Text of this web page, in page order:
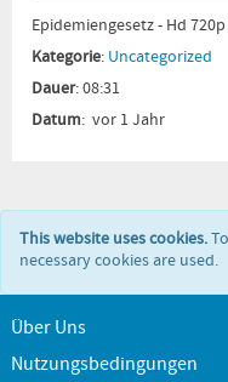
Epidemiengesetz - Hd
Kategorie: Uncategorized
Dauer: 08:31
Datum: vor 1 Jahr
This website uses cookies.
necessary cookies are used.
Über Uns
Nutzungsbedingungen